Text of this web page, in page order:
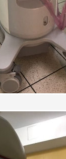
Paziente
prima volta
molto